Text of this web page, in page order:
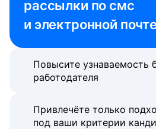
рассылки по смс
и электронной
Повысите узнаваемость
работодателя
Привлечёте только
под ваши критерии